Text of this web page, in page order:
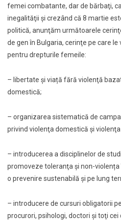
femei combatante, dar de bărbaţi,
inegalităţii şi crezând că 8 martie
politică, anunţăm următoarele
de gen în Bulgaria, cerinţe pe care
pentru drepturile femeile:
– libertate și viață fără violenţă
domestică;
– organizarea sistematică de
privind violenţa domestică şi
– introducerea a disciplinelor de
promoveze toleranţa şi non-
o prevenire sustenabilă şi pe lung
– introducere de cursuri obligatorii
procurori, psihologi, doctori şi toţi